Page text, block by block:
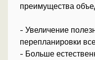
преимущества
- Увеличение
перепланировки
- Больше